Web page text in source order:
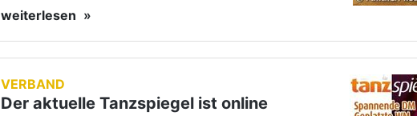
HAUPTGRUPPE
Duell der Weltmeister
31.01.2022 von Lars Keller